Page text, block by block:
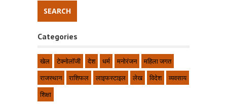
Categories
खेल टेक्नोलॉजी देश धर्म मनोरंजन
महिला जगत
राजस्थान
राशिफल लाइफस्टाइल लेख विदेश
व्यवसाय
शिक्षा